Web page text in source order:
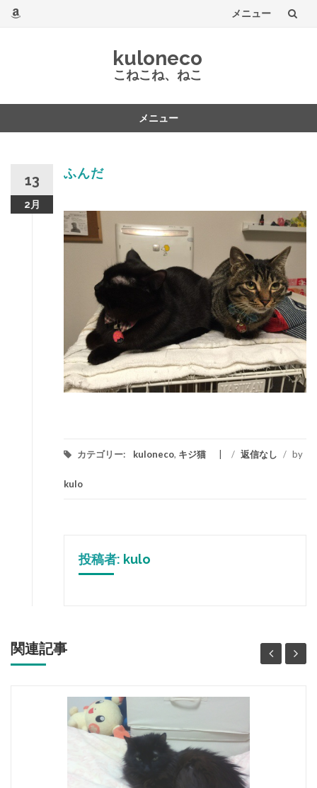
メニュー
kuloneco
こねこね、ねこ
メニュー
13
2月
ふんだ
カテゴリー: kuloneco, キジ猫 / 返信なし / by
kulo
投稿者: kulo
関連記事